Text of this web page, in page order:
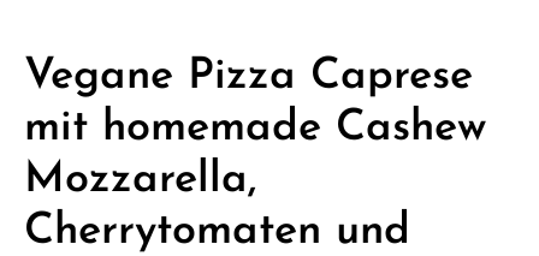
einfache
vegane
Rezepte
für jeden
Tag
Vegane Pizza Caprese
mit homemade Cashew
Mozzarella,
Cherrytomaten und